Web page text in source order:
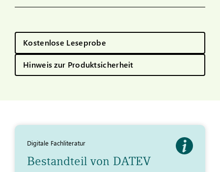
Kostenlose Leseprobe
Hinweis zur Produktsicherheit
Digitale Fachliteratur
Bestandteil von DATEV